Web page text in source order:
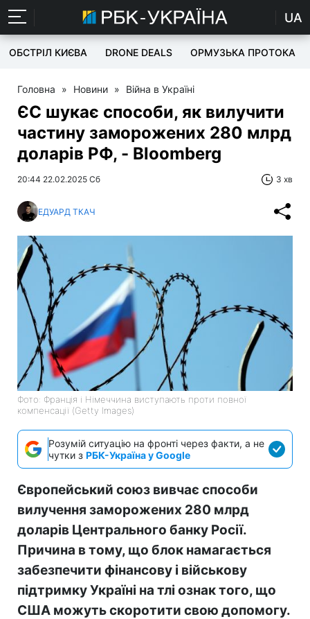
UA
ОБСТРІЛ КИЄВА DRONE DEALS ОРМУЗЬКА ПРОТОКА
Головна » Новини » Війна в Україні
ЄС шукає способи, як вилучити
частину заморожених 280 млрд
доларів РФ, - Bloomberg
20:44 22.02.2025 Сб 3 хв
ЕДУАРД ТКАЧ
Фото: Франція і Німеччина виступають проти повної
компенсації (Getty Images)
Розумій ситуацію на фронті через факти, а не
чутки з РБК-Україна у Google
Європейський союз вивчає способи
вилучення заморожених 280 млрд
доларів Центрального банку Росії.
Причина в тому, що блок намагається
забезпечити фінансову і військову
підтримку Україні на тлі ознак того, що
США можуть скоротити свою допомогу.